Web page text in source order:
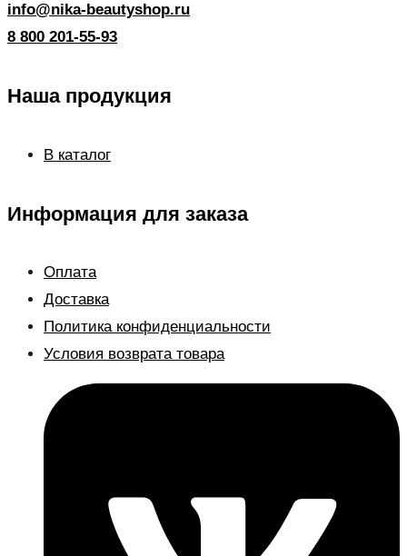
info@nika-beautyshop.ru
8 800 201-55-93
Наша продукция
В каталог
Информация для заказа
Оплата
Доставка
Политика конфиденциальности
Условия возврата товара